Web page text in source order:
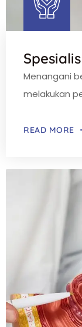
Menangani
melakukan
READ MORE